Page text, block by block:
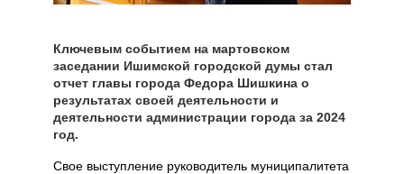
Ключевым событием на мартовском
заседании Ишимской городской думы стал
отчет главы города Федора Шишкина о
результатах своей деятельности и
деятельности администрации города за 2024
год.
Свое выступление руководитель муниципалитета